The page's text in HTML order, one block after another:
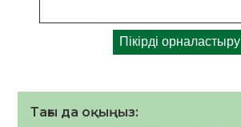
Тағы да оқыңыз: